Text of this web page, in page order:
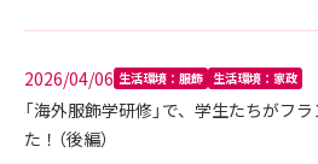
2026/04/06 生活環境：服飾 生活環境：家政
「海外服飾学研修」で、学生たちがフ
た！（後編）